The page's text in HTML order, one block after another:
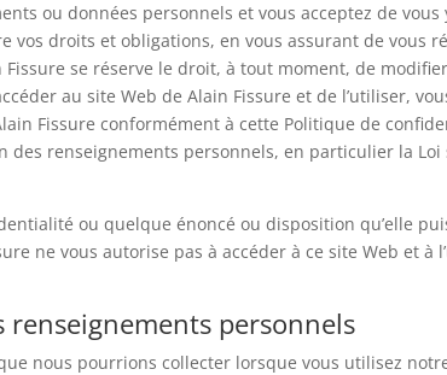
ou données personnels et vous acceptez de
droits et obligations, en vous assurant de vous
se réserve le droit, à tout moment, de
au site Web de Alain Fissure et de l’utiliser,
Fissure conformément à cette Politique de
renseignements personnels, en particulier la
ou quelque énoncé ou disposition qu’elle
ne vous autorise pas à accéder à ce site Web et à
personnels
nous pourrions collecter lorsque vous utilisez